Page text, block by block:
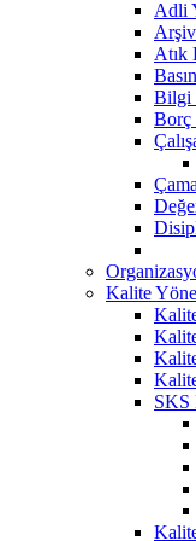
Adli
Atık
Bilgi
Borç
Kalite
SKS